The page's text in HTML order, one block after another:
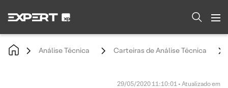
Análise Técnica Carteiras de Análise Técnica
29/05/2020 11:10:01 • Atualizado em